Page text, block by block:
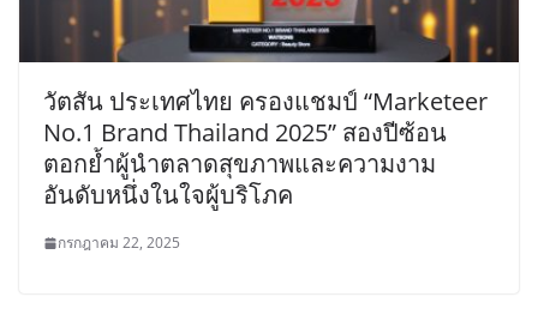
วัตสัน ประเทศไทย ครองแชมป์ “Marketeer
No.1 Brand Thailand 2025” สองปีซ้อน
ตอกย้ำผู้นำตลาดสุขภาพและความงาม
อันดับหนึ่งในใจผู้บริโภค
กรกฎาคม 22, 2025